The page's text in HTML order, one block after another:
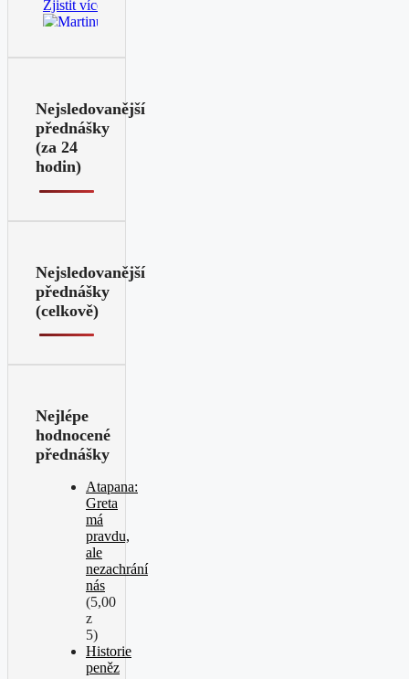
Nejsledovanější
přednášky
(za 24
hodin)
Nejsledovanější
přednášky
(celkově)
Nejlépe
hodnocené
přednášky
Atapana:
Greta
má
pravdu,
ale
nezachrání
nás
(5,00
z
5)
Historie
peněz